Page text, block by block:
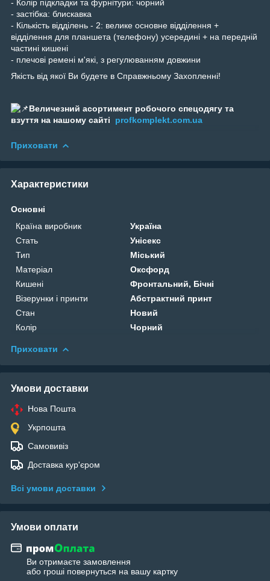
- Колір підкладки та фурнітури: чорний
- застібка: блискавка
- Кількість відділень - 2: велике основне відділення +
відділення для планшета (телефону) усередині + на передній
частині кишені
- плечові ремені м'які, з регулюванням довжини
Якість від якої Ви будете в Справжньому Захопленні!
Величезний асортимент робочого спецодягу та
взуття на нашому сайті profkomplekt.com.ua
Приховати
Характеристики
Основні
Країна виробник
Україна
Стать
Унісекс
Тип
Міський
Матеріал
Оксфорд
Кишені
Фронтальний, Бічні
Візерунки і принти
Абстрактний принт
Стан
Новий
Колір
Чорний
Приховати
Умови доставки
Нова Пошта
Укрпошта
Самовивіз
Доставка кур'єром
Всі умови доставки
Умови оплати
Ви отримаєте замовлення
або гроші повернуться на вашу картку